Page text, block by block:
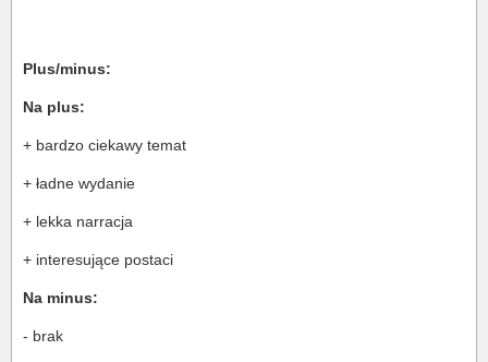
Plus/minus:
Na plus:
+ bardzo ciekawy temat
+ ładne wydanie
+ lekka narracja
+ interesujące postaci
Na minus:
- brak